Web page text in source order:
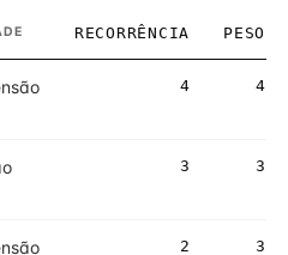
RECORRÊNCIA PESO
4 4
3 3
2 3